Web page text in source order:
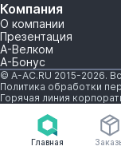
Главная
Компания
О компании
Презентация
А-Велком
А-Бонус
© A-AC.RU 2015-2026.
Политика обработки
Горячая линия